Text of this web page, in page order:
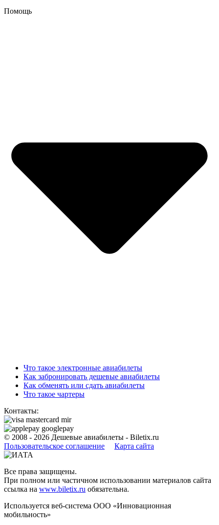
Помощь
Что такое электронные авиабилеты
Как забронировать дешевые авиабилеты
Как обменять или сдать авиабилеты
Что такое чартеры
Контакты:
© 2008 - 2026 Дешевые авиабилеты - Biletix.ru
Пользовательское соглашениe
Карта сайта
Все права защищены.
При полном или частичном использовании материалов сайта
ссылка на www.biletix.ru обязательна.
Используется веб-система ООО «Инновационная
мобильность»